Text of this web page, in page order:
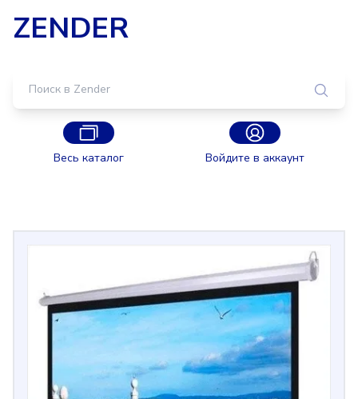
ZENDER
Весь каталог Войдите в аккаунт